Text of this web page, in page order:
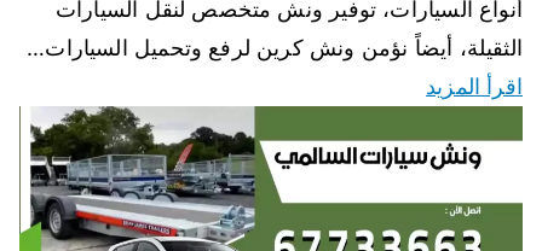
أنواع السيارات، توفير ونش متخصص لنقل السيارات
الثقيلة، أيضاً نؤمن ونش كرين لرفع وتحميل السيارات…
اقرأ المزيد